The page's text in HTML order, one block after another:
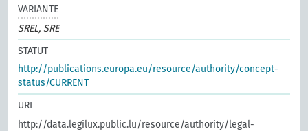
VARIANTE
SREL, SRE
STATUT
http://publications.europa.eu/resource/authority/concept-
status/CURRENT
URI
http://data.legilux.public.lu/resource/authority/legal-